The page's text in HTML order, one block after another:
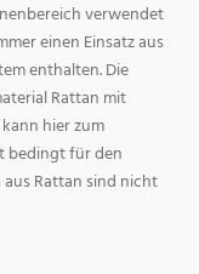
verwendet
einen Einsatz aus
enthalten. Die
Rattan mit
hier zum
bedingt für den
Rattan sind nicht